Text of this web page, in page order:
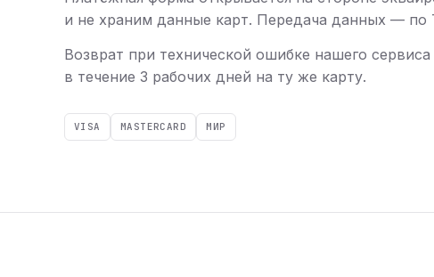
и не храним данные карт. Передача данных — по
Возврат при технической ошибке нашего
в течение 3 рабочих дней на ту же карту.
VISA MASTERCARD МИР